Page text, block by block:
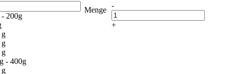
-
+
Menge
- 200g
g
g
g
- 400g
g